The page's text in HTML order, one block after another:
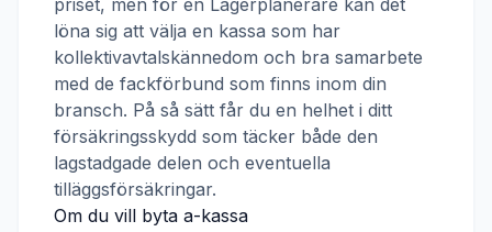
priset, men för en Lagerplanerare kan det
löna sig att välja en kassa som har
kollektivavtalskännedom och bra samarbete
med de fackförbund som finns inom din
bransch. På så sätt får du en helhet i ditt
försäkringsskydd som täcker både den
lagstadgade delen och eventuella
tilläggsförsäkringar.
Om du vill byta a-kassa